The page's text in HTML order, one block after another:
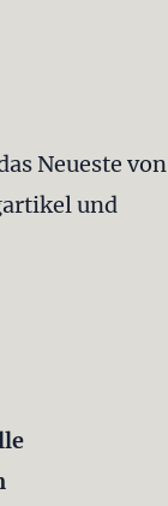
Neueste von
und